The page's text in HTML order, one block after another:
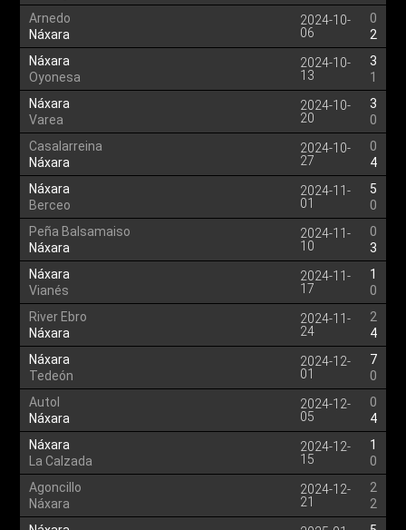
Arnedo
Náxara
2024-10-
06
0
2
Náxara
Oyonesa
2024-10-
13
3
1
Náxara
Varea
2024-10-
20
3
0
Casalarreina
Náxara
2024-10-
27
0
4
Náxara
Berceo
2024-11-
01
5
0
Peña Balsamaiso
Náxara
2024-11-
10
0
3
Náxara
Vianés
2024-11-
17
1
0
River Ebro
Náxara
2024-11-
24
2
4
Náxara
Tedeón
2024-12-
01
7
0
Autol
Náxara
2024-12-
05
0
4
Náxara
La Calzada
2024-12-
15
1
0
Agoncillo
Náxara
2024-12-
21
2
2